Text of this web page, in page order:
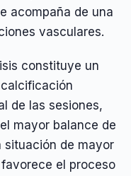
acompaña de una
vasculares.
constituye un
de las sesiones,
mayor balance de
situación de mayor
el proceso